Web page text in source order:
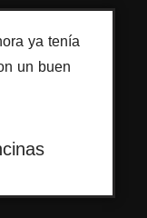
ya tenía
un buen